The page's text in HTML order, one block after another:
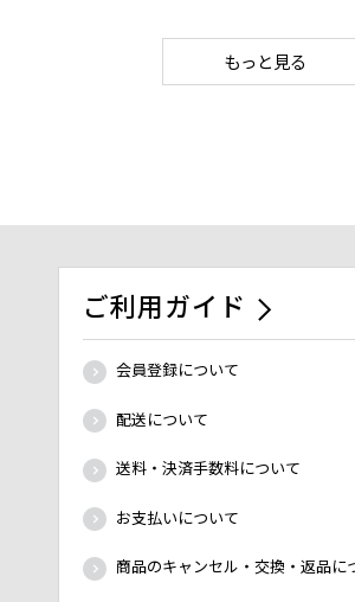
もっと見る
ご利用ガイド
会員登録について
配送について
送料・決済手数料について
お支払いについて
商品のキャンセル・交換・返品に